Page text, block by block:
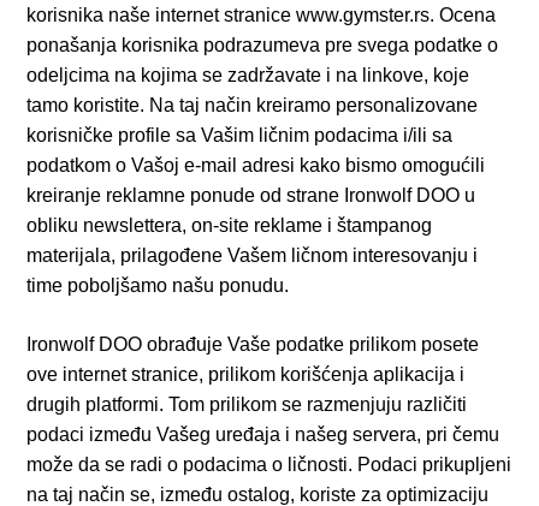
korisnika naše internet stranice www.gymster.rs. Ocena
ponašanja korisnika podrazumeva pre svega podatke o
odeljcima na kojima se zadržavate i na linkove, koje
tamo koristite. Na taj način kreiramo personalizovane
korisničke profile sa Vašim ličnim podacima i/ili sa
podatkom o Vašoj e-mail adresi kako bismo omogućili
kreiranje reklamne ponude od strane Ironwolf DOO u
obliku newslettera, on-site reklame i štampanog
materijala, prilagođene Vašem ličnom interesovanju i
time poboljšamo našu ponudu.
Ironwolf DOO obrađuje Vaše podatke prilikom posete
ove internet stranice, prilikom korišćenja aplikacija i
drugih platformi. Tom prilikom se razmenjuju različiti
podaci između Vašeg uređaja i našeg servera, pri čemu
može da se radi o podacima o ličnosti. Podaci prikupljeni
na taj način se, između ostalog, koriste za optimizaciju